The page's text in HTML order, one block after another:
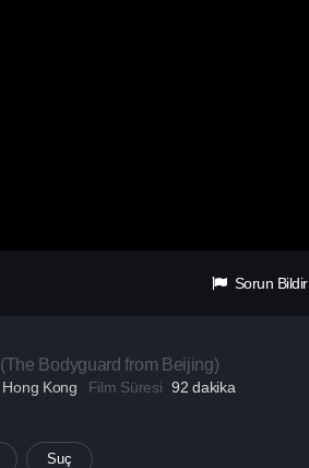
Sorun Bildir
(The Bodyguard from Beijing)
Hong Kong Film Süresi 92 dakika
Suç